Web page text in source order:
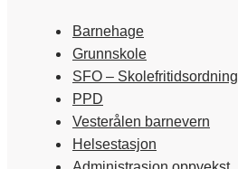
Barnehage
Grunnskole
SFO – Skolefritidsordning
PPD
Vesterålen barnevern
Helsestasjon